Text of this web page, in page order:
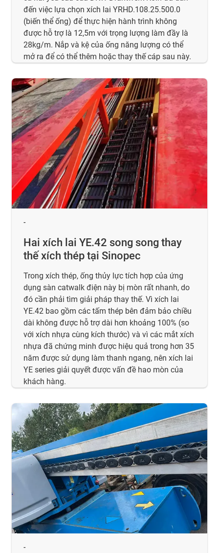
đến việc lựa chọn xích lai YRHD.108.25.500.0
(biến thể ống) để thực hiện hành trình không
được hỗ trợ là 12,5m với trọng lượng làm đầy là
28kg/m. Nắp và kệ của ống năng lượng có thể
mở ra để có thể thêm hoặc thay thế cáp sau này.
-
Hai xích lai YE.42 song song thay
thế xích thép tại Sinopec
Trong xích thép, ống thủy lực tích hợp của ứng
dụng sàn catwalk điện này bị mòn rất nhanh, do
đó cần phải tìm giải pháp thay thế. Vì xích lai
YE.42 bao gồm các tấm thép bên đảm bảo chiều
dài không được hỗ trợ dài hơn khoảng 100% (so
với xích nhựa cùng kích thước) và vì các mắt xích
nhựa đã chứng minh được hiệu quả trong hơn 35
năm được sử dụng làm thanh ngang, nên xích lai
YE series giải quyết được vấn đề hao mòn của
khách hàng.
-